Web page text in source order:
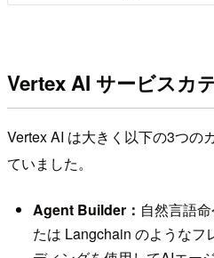
Vertex AI サービスカ
Vertex AI は大きく以下の3つの
ていました。
Agent Builder： 自然言語
たは Langchain のようなフ